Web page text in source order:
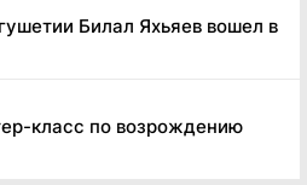
Билал Яхьяев вошел в
класс по возрождению